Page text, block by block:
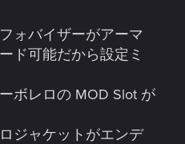
ォバイザーがアーマ
ド可能だから設定ミ
ボレロの MOD Slot が
ジャケットがエンデ